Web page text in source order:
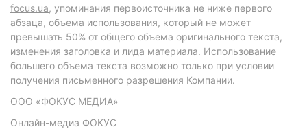
focus.ua, упоминания первоисточника не ниже первого
абзаца, объема использования, который не может
превышать 50% от общего объема оригинального текста,
изменения заголовка и лида материала. Использование
большего объема текста возможно только при условии
получения письменного разрешения Компании.
ООО «ФОКУС МЕДИА»
Онлайн-медиа ФОКУС